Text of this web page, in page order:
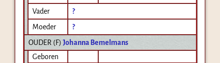
Vader
?
Moeder
?
OUDER (F) Johanna Bemelmans
Geboren